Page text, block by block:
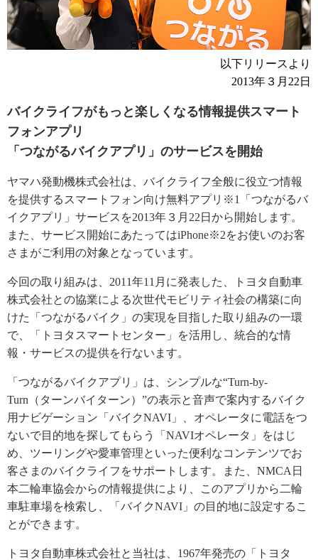
以下リリースより
2013年３月22日
バイクライフがもっと楽しくなる情報提供スマート
フォンアプリ
「つながるバイクアプリ」のサービスを開始
ヤマハ発動機株式会社は、バイクライフ全般に役立つ情報
を提供するスマートフォン向け無料アプリ※1「つながるバ
イクアプリ」サービスを2013年３月22日から開始します。
また、サービス開始にあたってはiPhone※2をお使いのお客
さまがご利用の対象となっています。
今回の取り組みは、2011年11月に発表した、トヨタ自動車
株式会社との協業による次世代モビリティ社会の構築に向
けた「つながるバイク」の実現を目指した取り組みの一環
で、「トヨタスマートセンター」を活用し、統合的な情
報・サービスの提供を行ないます。
「つながるバイクアプリ」は、シンプルな“Turn-by-
Turn（ターンバイターン）”の表示と音声で案内するバイク
用ナビゲーション「バイクNAVI」、オペレータに電話をつ
ないで目的地を探してもらう「NAVIオペレータ」をはじ
め、ツーリングや愛車管理といった便利なコンテンツでお
客さまのバイクライフをサポートします。また、NMCA日
本二輪車協会からの情報提供により、このアプリから二輪
車駐車場を検索し、「バイクNAVI」の目的地に設定するこ
とができます。
トヨタ自動車株式会社と当社は、1967年発売の「トヨタ